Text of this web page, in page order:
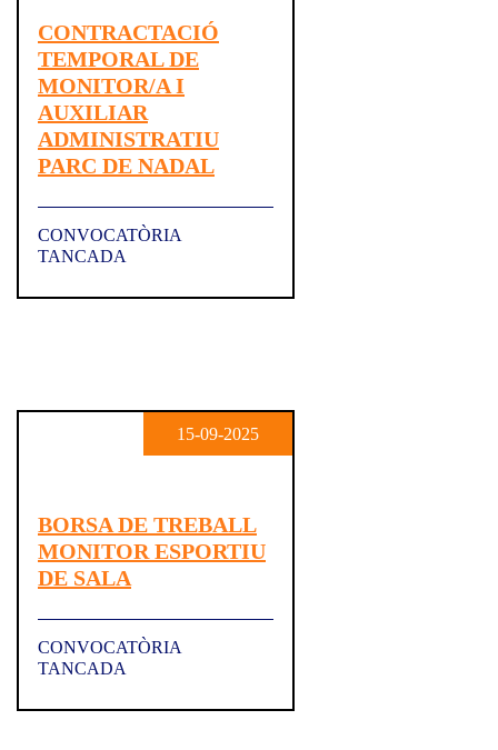
CONTRACTACIÓ
TEMPORAL DE
MONITOR/A I
AUXILIAR
ADMINISTRATIU
PARC DE NADAL
CONVOCATÒRIA
TANCADA
15-09-2025
BORSA DE TREBALL
MONITOR ESPORTIU
DE SALA
CONVOCATÒRIA
TANCADA